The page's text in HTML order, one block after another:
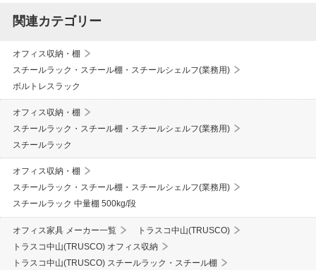
関連カテゴリー
オフィス収納・棚
スチールラック・スチール棚・スチールシェルフ(業務用)
ボルトレスラック
オフィス収納・棚
スチールラック・スチール棚・スチールシェルフ(業務用)
スチールラック
オフィス収納・棚
スチールラック・スチール棚・スチールシェルフ(業務用)
スチールラック 中量棚 500kg/段
オフィス家具 メーカー一覧
トラスコ中山(TRUSCO)
トラスコ中山(TRUSCO) オフィス収納
トラスコ中山(TRUSCO) スチールラック・スチール棚